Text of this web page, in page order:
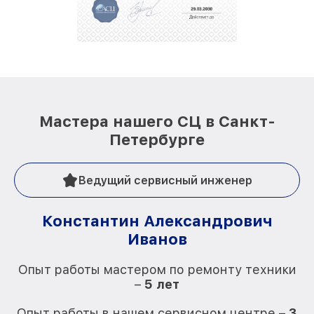
репутацию. Мы постоянно совершенствуемся и
Мастера нашего СЦ в Санкт-
Петербурге
Ведущий сервисный инженер
Константин Александрович
Иванов
Опыт работы мастером по ремонту техники
– 5 лет